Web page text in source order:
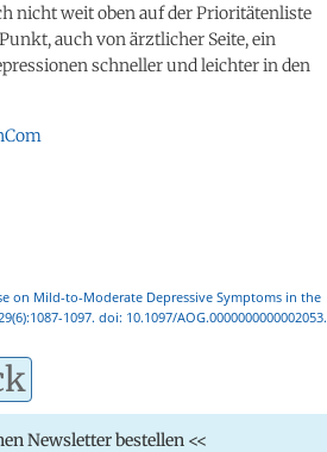
nicht weit oben auf der Prioritätenliste
auch von ärztlicher Seite, ein
schneller und leichter in den
on Mild-to-Moderate Depressive Symptoms in the
1097. doi: 10.1097/AOG.0000000000002053.
Newsletter bestellen <<